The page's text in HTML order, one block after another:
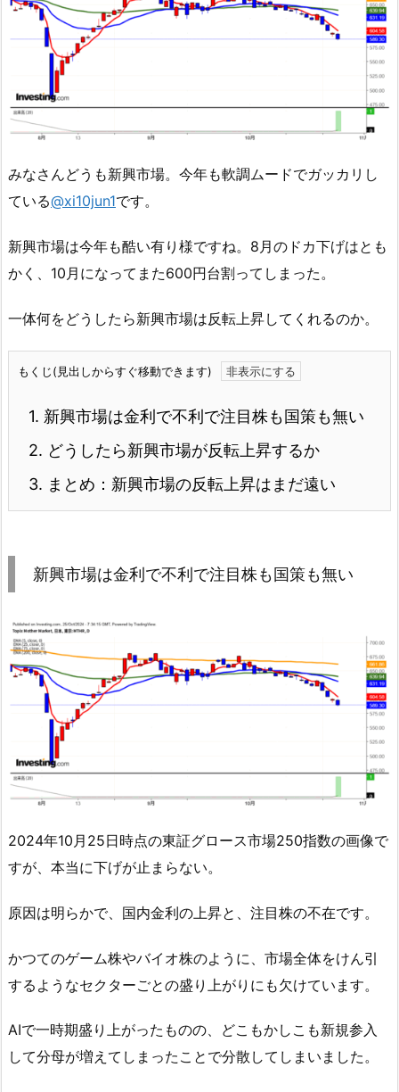
みなさんどうも新興市場。今年も軟調ムードでガッカリし
ている@xi10jun1です。
新興市場は今年も酷い有り様ですね。8月のドカ下げはとも
かく、10月になってまた600円台割ってしまった。
一体何をどうしたら新興市場は反転上昇してくれるのか。
もくじ(見出しからすぐ移動できます)
1. 新興市場は金利で不利で注目株も国策も無い
2. どうしたら新興市場が反転上昇するか
3. まとめ：新興市場の反転上昇はまだ遠い
新興市場は金利で不利で注目株も国策も無い
2024年10月25日時点の東証グロース市場250指数の画像で
すが、本当に下げが止まらない。
原因は明らかで、国内金利の上昇と、注目株の不在です。
かつてのゲーム株やバイオ株のように、市場全体をけん引
するようなセクターごとの盛り上がりにも欠けています。
AIで一時期盛り上がったものの、どこもかしこも新規参入
して分母が増えてしまったことで分散してしまいました。